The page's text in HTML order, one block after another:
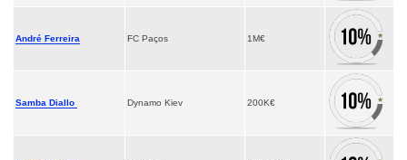
André Ferreira FC Paços 1M€
Samba Diallo Dynamo Kiev 200K€